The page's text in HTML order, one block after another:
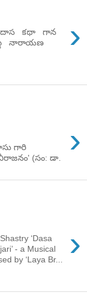
›
దాస కథా గాన
నారాయణ
›
గారి
(సం: డా.
›
‘Dasa
- a Musical
by ‘Laya Br...